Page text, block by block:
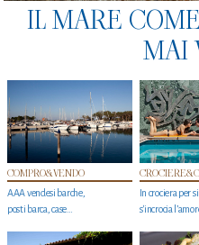
IL MARE
MAI
COMPRO&VENDO
AAA vendesi barche,
posti barca, case…
In crociera per
s'incrocia